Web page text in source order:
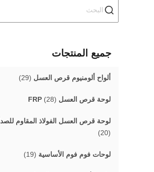
جميع المنتجات
ألواح ألومنيوم قرص العسل (29)
لوحة قرص العسل FRP (28)
لوحة قرص العسل الفولاذ المقاوم للصدأ
(20)
لوحات فوم فوم الأساسية (19)